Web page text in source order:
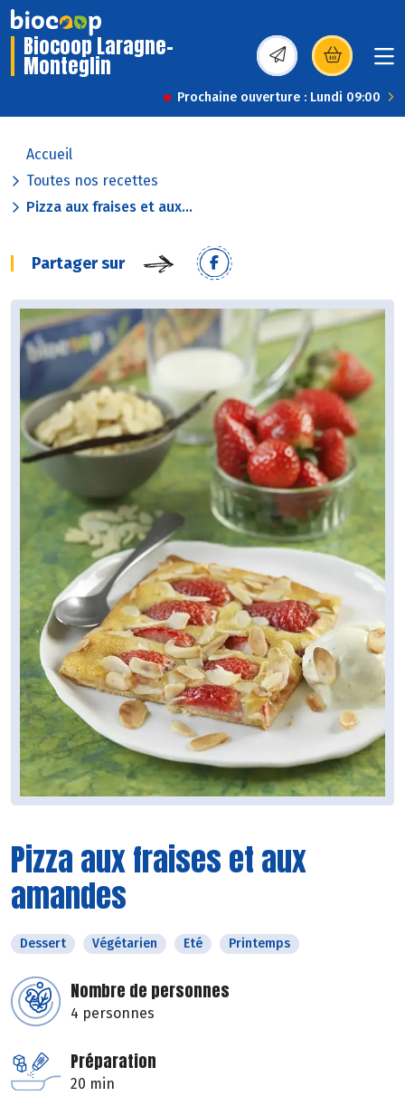
Biocoop Laragne-
Monteglin (s’ouvre dans une
Prochaine ouverture : Lundi 09:00
Accueil
Toutes nos recettes
Pizza aux fraises et aux...
Partager sur
Pizza aux fraises et aux
amandes
Dessert Végétarien Eté Printemps
Nombre de personnes
4 personnes
Préparation
20 min